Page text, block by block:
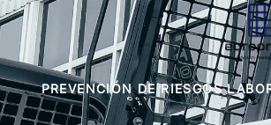
PREVENCIÓN DE RIESGOS